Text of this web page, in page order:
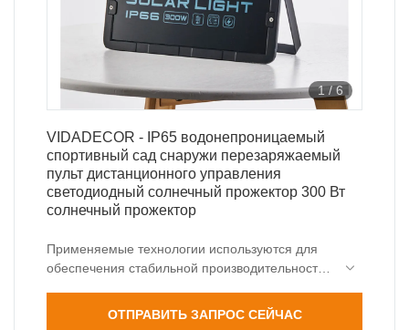
1/6
VIDADECOR - IP65 водонепроницаемый
спортивный сад снаружи перезаряжаемый
пульт дистанционного управления
светодиодный солнечный прожектор 300 Вт
солнечный прожектор
Применяемые технологии используются для
обеспечения стабильной производительности
дистанционным управлением, светодиодного
ОТПРАВИТЬ ЗАПРОС СЕЙЧАС